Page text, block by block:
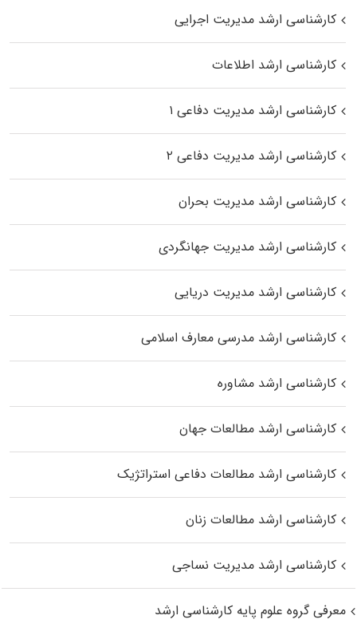
کارشناسی ارشد مدیریت اجرایی
کارشناسی ارشد اطلاعات
کارشناسی ارشد مدیریت دفاعی ۱
کارشناسی ارشد مدیریت دفاعی ۲
کارشناسی ارشد مدیریت بحران
کارشناسی ارشد مدیریت جهانگردی
کارشناسی ارشد مدیریت دریایی
کارشناسی ارشد مدرسی معارف اسلامی
کارشناسی ارشد مشاوره
کارشناسی ارشد مطالعات جهان
کارشناسی ارشد مطالعات دفاعی استراتژیک
کارشناسی ارشد مطالعات زنان
کارشناسی ارشد مدیریت نساجی
معرفی گروه علوم پایه کارشناسی ارشد